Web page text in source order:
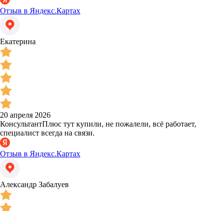
Отзыв в Яндекс.Картах
Екатерина
20 апреля 2026
КонсультантПлюс тут купили, не пожалели, всё работает,
специалист всегда на связи.
Отзыв в Яндекс.Картах
Александр Забалуев